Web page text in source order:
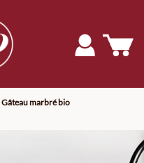
Gâteau marbré bio